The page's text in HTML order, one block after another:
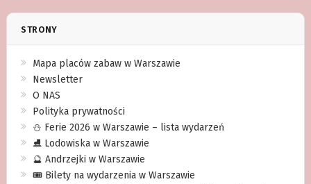
STRONY
Mapa placów zabaw w Warszawie
Newsletter
O NAS
Polityka prywatności
⛄️ Ferie 2026 w Warszawie – lista wydarzeń
⛸ Lodowiska w Warszawie
🔮 Andrzejki w Warszawie
🎟️ Bilety na wydarzenia w Warszawie